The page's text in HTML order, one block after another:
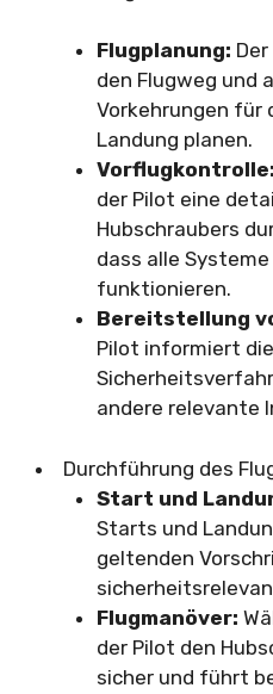
Flugplanung:
den Flugweg und
Vorkehrungen für
Landung planen.
Vorflugkontrolle:
der Pilot eine
Hubschraubers
dass alle
funktionieren.
Bereitstellung
Pilot informiert
andere relevante
Durchführung des
Start und
Starts und
geltenden
Flugmanöver:
der Pilot den
sicher und führt